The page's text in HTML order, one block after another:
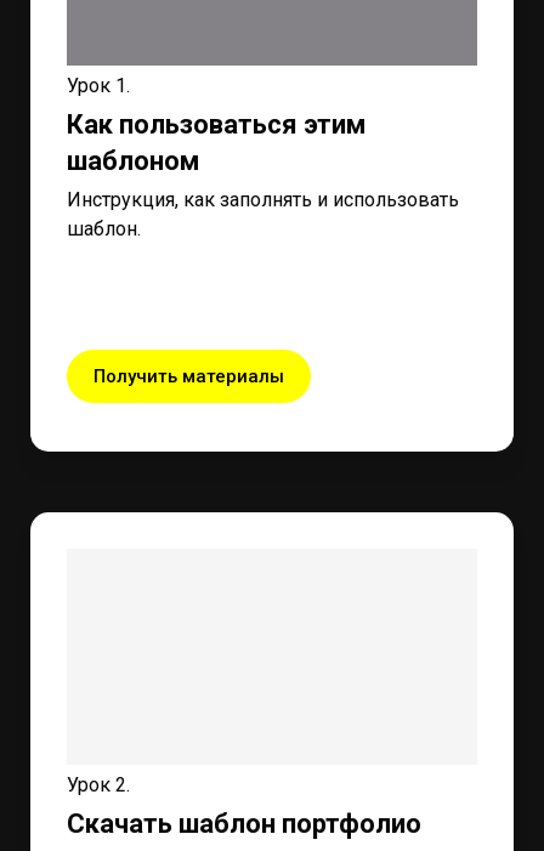
Урок 1.
Как пользоваться этим
шаблоном
Инструкция, как заполнять и использовать
шаблон.
Получить материалы
Урок 2.
Скачать шаблон портфолио